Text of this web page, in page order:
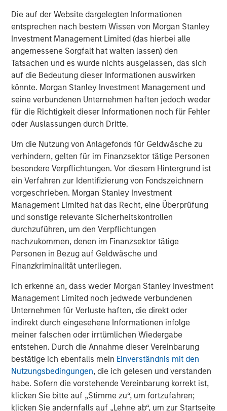
Die auf der Website dargelegten Informationen
entsprechen nach bestem Wissen von Morgan Stanley
Investment Management Limited (das hierbei alle
angemessene Sorgfalt hat walten lassen) den
Tatsachen und es wurde nichts ausgelassen, das sich
auf die Bedeutung dieser Informationen auswirken
könnte. Morgan Stanley Investment Management und
seine verbundenen Unternehmen haften jedoch weder
für die Richtigkeit dieser Informationen noch für Fehler
oder Auslassungen durch Dritte.
Um die Nutzung von Anlagefonds für Geldwäsche zu
verhindern, gelten für im Finanzsektor tätige Personen
besondere Verpflichtungen. Vor diesem Hintergrund ist
ein Verfahren zur Identifizierung von Fondszeichnern
vorgeschrieben. Morgan Stanley Investment
Management Limited hat das Recht, eine Überprüfung
und sonstige relevante Sicherheitskontrollen
durchzuführen, um den Verpflichtungen
nachzukommen, denen im Finanzsektor tätige
Personen in Bezug auf Geldwäsche und
Finanzkriminalität unterliegen.
Ich erkenne an, dass weder Morgan Stanley Investment
Management Limited noch jedwede verbundenen
Unternehmen für Verluste haften, die direkt oder
indirekt durch eingesehene Informationen infolge
meiner falschen oder irrtümlichen Wiedergabe
entstehen. Durch die Annahme dieser Vereinbarung
bestätige ich ebenfalls mein Einverständnis mit den
Nutzungsbedingungen, die ich gelesen und verstanden
habe. Sofern die vorstehende Vereinbarung korrekt ist,
klicken Sie bitte auf „Stimme zu“, um fortzufahren;
klicken Sie andernfalls auf „Lehne ab“, um zur Startseite
Vorgestellte Einblicke
ARTIKEL
Real Estate Midyear Outlook:
Constructive Amid Fluid Backdrop
The current macroenvironment remains resilient
despite elevated volatility and divergence across
markets. As inflation and energy prices keep
central banks hawkish, real estate continues to
offer attractive relative value, supported by a
25% repricing, durable income streams, and
constrained supply. In this environment,
diversified portfolios and selective asset-level
investing remain critical.
07-AUG-2026